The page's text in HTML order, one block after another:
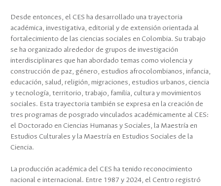
Desde entonces, el CES ha desarrollado una trayectoria
académica, investigativa, editorial y de extensión orientada al
fortalecimiento de las ciencias sociales en Colombia. Su trabajo
se ha organizado alrededor de grupos de investigación
interdisciplinares que han abordado temas como violencia y
construcción de paz, género, estudios afrocolombianos, infancia,
educación, salud, religión, migraciones, estudios urbanos, ciencia
y tecnología, territorio, trabajo, familia, cultura y movimientos
sociales. Esta trayectoria también se expresa en la creación de
tres programas de posgrado vinculados académicamente al CES:
el Doctorado en Ciencias Humanas y Sociales, la Maestría en
Estudios Culturales y la Maestría en Estudios Sociales de la
Ciencia.
La producción académica del CES ha tenido reconocimiento
nacional e internacional. Entre 1987 y 2024, el Centro registró